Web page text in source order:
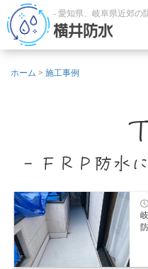
- 愛知県、岐阜県近郊の
横井防水
ホーム > 施工事例
- ＦＲＰ防水